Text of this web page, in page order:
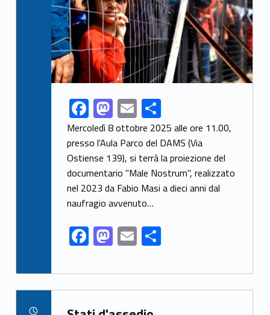
Link identifier share facebook archive #share-link-archive-60142F
ac
e
b
o
o
k
M
as
to
d
o
n
E
m
ai
l
S
h
ar
e
Mercoledì 8 ottobre 2025 alle ore 11.00,
presso l'Aula Parco del DAMS (Via
Ostiense 139), si terrà la proiezione del
documentario "Male Nostrum", realizzato
nel 2023 da Fabio Masi a dieci anni dal
naufragio avvenuto…
F
ac
e
b
M
as
to
d
E
m
ai
l
S
ar
e
Link identifier archive #link-archive-89726